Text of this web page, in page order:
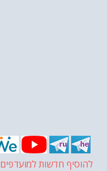
להוסיף חדשות למועדפים